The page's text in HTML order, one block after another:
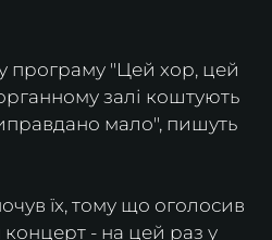
програму "Цей хор, цей
залі коштують
мало", пишуть
їх, тому що оголосив
- на цей раз у